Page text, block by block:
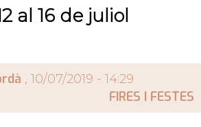
al 16 de juliol
, 10/07/2019 - 14:29
FIRES I FESTES